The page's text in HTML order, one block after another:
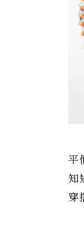
平
知
穿